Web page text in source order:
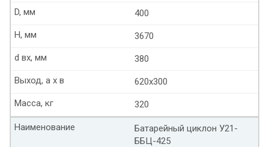
400
D, мм
3670
Н, мм
380
d вх, мм
620х300
Выход, а х в
320
Масса, кг
Батарейный циклон У21-
ББЦ-425
Наименование